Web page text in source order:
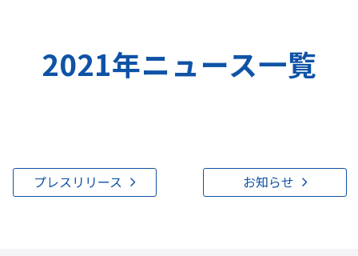
2021年ニュース一覧
プレスリリース お知らせ